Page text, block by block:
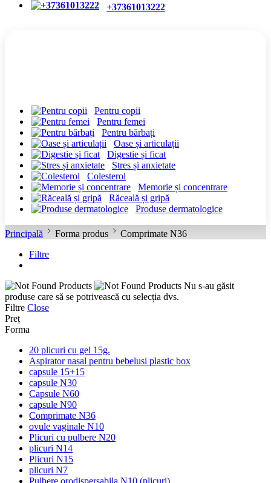
+37361013222
Pentru copii
Pentru femei
Pentru bărbați
Oase și articulații
Digestie și ficat
Stres și anxietate
Colesterol
Memorie și concentrare
Răceală și gripă
Produse dermatologice
Principală Forma produs
Comprimate N36
Filtre
Nu s-au găsit
produse care să se potrivească cu selecția dvs.
Filtre Close
Preț
Forma
20 plicuri cu gel 15g.
Aspirator nasal pentru bebelusi plastic box
capsule 15+15
capsule N30
Capsule N60
capsule N90
Comprimate N36
ovule vaginale N10
Plicuri cu pulbere N20
plicuri N14
Plicuri N15
plicuri N7